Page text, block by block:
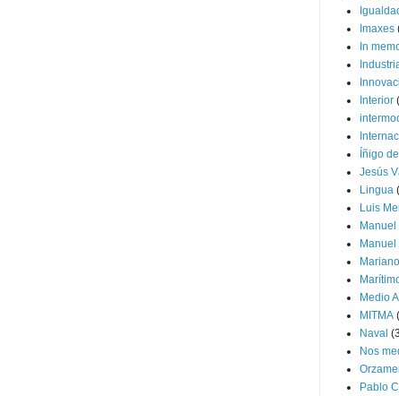
Imaxes
In
Interior
Íñigo
Jesús
Lingua
Luis
Manuel
Medio
MITMA
Naval
Nos
Pablo